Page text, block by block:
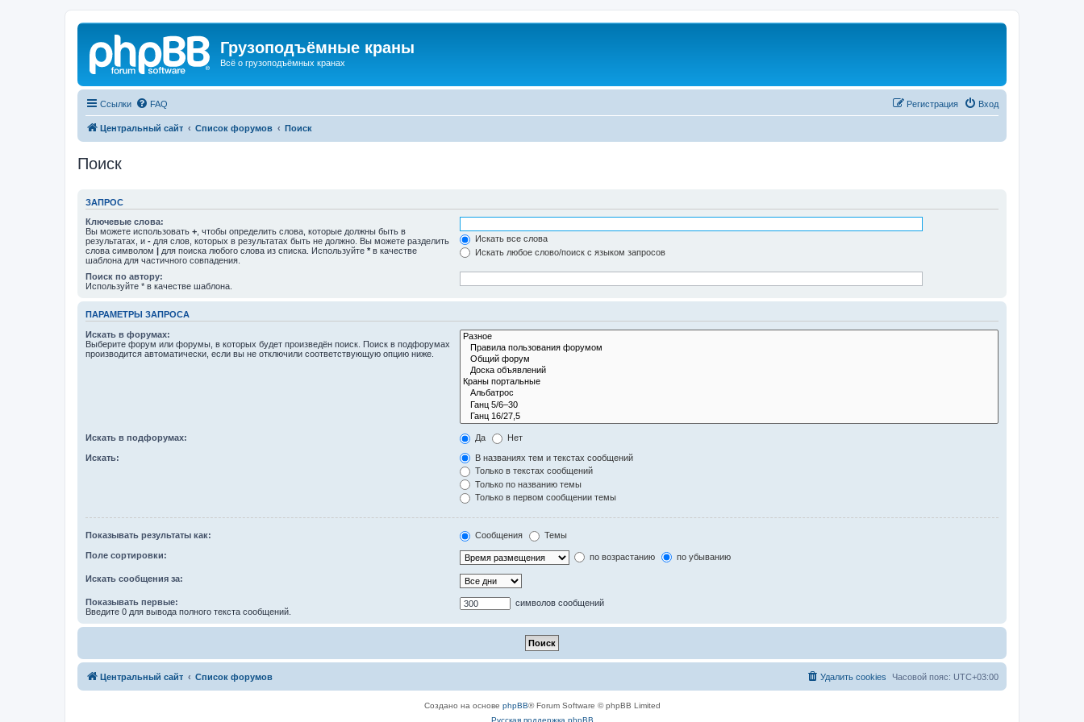
Грузоподъёмные краны
Всё о грузоподъёмных кранах
Ссылки FAQ Вход
Регистрация
Центральный сайт Список форумов Поиск
Поиск
ЗАПРОС
Ключевые слова:
Вы можете использовать + , чтобы определить слова, которые должны быть в
результатах, и - для слов, которых в результатах быть не должно. Вы можете разделить
слова символом | для поиска любого слова из списка. Используйте * в качестве
шаблона для частичного совпадения.
Искать все слова
Искать любое слово/поиск с языком запросов
Поиск по автору:
Используйте * в качестве шаблона.
ПАРАМЕТРЫ ЗАПРОСА
Искать в форумах:
Выберите форум или форумы, в которых будет произведён поиск. Поиск в подфорумах
производится автоматически, если вы не отключили соответствующую опцию ниже.
Искать в подфорумах: Да Нет
Искать:
В названиях тем и текстах сообщений
Только в текстах сообщений
Только по названию темы
Только в первом сообщении темы
Показывать результаты как: Сообщения Темы
Поле сортировки: по возрастанию по убыванию
Искать сообщения за:
Показывать первые:
Введите 0 для вывода полного текста сообщений.
символов сообщений
Центральный сайт Список форумов Часовой пояс: UTC+03:00
Удалить cookies
Создано на основе phpBB® Forum Software © phpBB Limited
Русская поддержка phpBB